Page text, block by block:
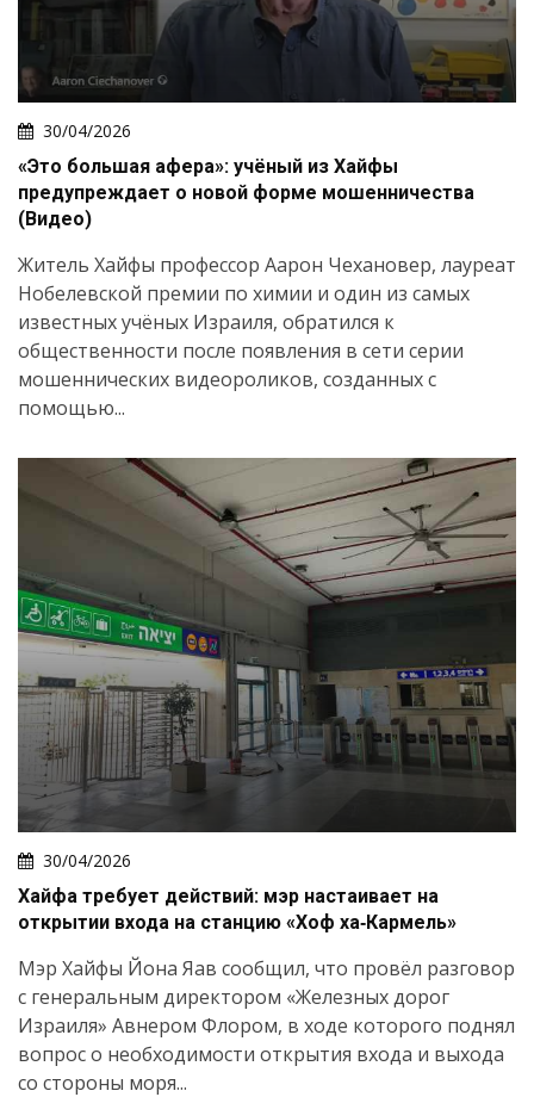
Искать
30/04/2026
«Это большая афера»: учёный из Хайфы
предупреждает о новой форме мошенничества
(Видео)
Житель Хайфы профессор Аарон Чехановер, лауреат
Нобелевской премии по химии и один из самых
известных учёных Израиля, обратился к
общественности после появления в сети серии
мошеннических видеороликов, созданных с
помощью...
30/04/2026
Хайфа требует действий: мэр настаивает на
открытии входа на станцию «Хоф ха‑Кармель»
Мэр Хайфы Йона Яав сообщил, что провёл разговор
с генеральным директором «Железных дорог
Израиля» Авнером Флором, в ходе которого поднял
вопрос о необходимости открытия входа и выхода
со стороны моря...